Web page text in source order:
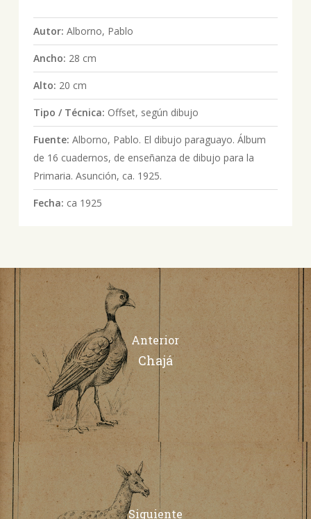
Autor: Alborno, Pablo
Ancho: 28 cm
Alto: 20 cm
Tipo / Técnica: Offset, según dibujo
Fuente: Alborno, Pablo. El dibujo paraguayo. Álbum
de 16 cuadernos, de enseñanza de dibujo para la
Primaria. Asunción, ca. 1925.
Fecha: ca 1925
Anterior
Chajá
Siguiente